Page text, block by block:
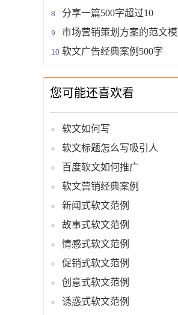
分享一篇500字超过10
市场营销策划方案的范文模
软文广告经典案例500字
您可能还喜欢看
软文如何写
软文标题怎么写吸引人
百度软文如何推广
软文营销经典案例
新闻式软文范例
故事式软文范例
情感式软文范例
促销式软文范例
创意式软文范例
诱惑式软文范例